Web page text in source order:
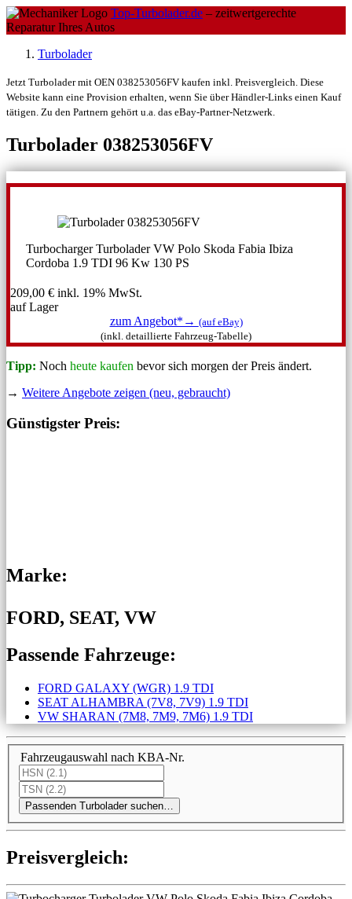
Top-Turbolader.de – zeitwertgerechte
Reparatur Ihres Autos
Turbolader
Jetzt Turbolader mit OEN 038253056FV kaufen inkl. Preisvergleich. Diese
Website kann eine Provision erhalten, wenn Sie über Händler-Links einen Kauf
tätigen. Zu den Partnern gehört u.a. das eBay-Partner-Netzwerk.
Turbolader 038253056FV
Turbocharger Turbolader VW Polo Skoda Fabia Ibiza
Cordoba 1.9 TDI 96 Kw 130 PS
209,00 € inkl. 19% MwSt.
auf Lager
zum Angebot*→ (auf eBay)
(inkl. detaillierte Fahrzeug-Tabelle)
Tipp: Noch heute kaufen bevor sich morgen der Preis ändert.
→ Weitere Angebote zeigen (neu, gebraucht)
Günstigster Preis:
Marke:
FORD, SEAT, VW
Passende Fahrzeuge:
FORD GALAXY (WGR) 1.9 TDI
SEAT ALHAMBRA (7V8, 7V9) 1.9 TDI
VW SHARAN (7M8, 7M9, 7M6) 1.9 TDI
Fahrzeugauswahl nach KBA-Nr.
Passenden Turbolader suchen…
Preis­ver­gleich: